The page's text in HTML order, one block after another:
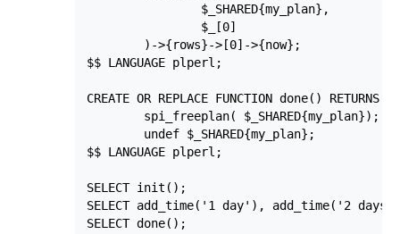
                $_SHARED{my_plan},
                $_[0]
        )->{rows}->[0]->{now};
$$ LANGUAGE plperl;
CREATE OR REPLACE FUNCTION done() RETURNS
        spi_freeplan( $_SHARED{my_plan});
        undef $_SHARED{my_plan};
$$ LANGUAGE plperl;
SELECT init();
SELECT add_time('1 day'), add_time('2
SELECT done();